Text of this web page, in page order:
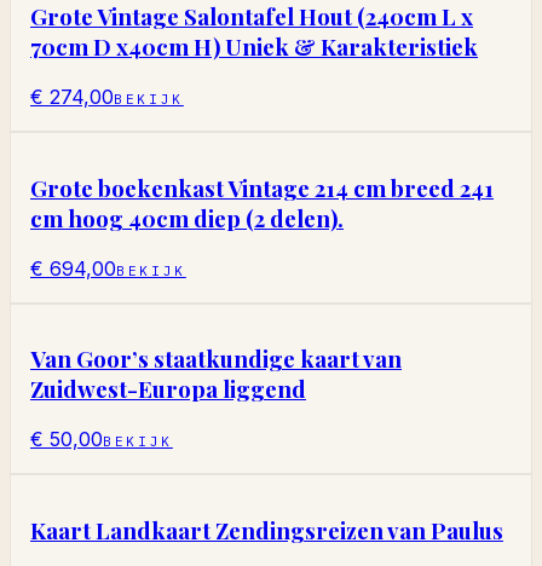
Grote Vintage Salontafel Hout (240cm L x
70cm D x40cm H) Uniek & Karakteristiek
€ 274,00BEKIJK
Grote boekenkast Vintage 214 cm breed 241
cm hoog 40cm diep (2 delen).
€ 694,00BEKIJK
Van Goor’s staatkundige kaart van
Zuidwest-Europa liggend
€ 50,00BEKIJK
Kaart Landkaart Zendingsreizen van Paulus